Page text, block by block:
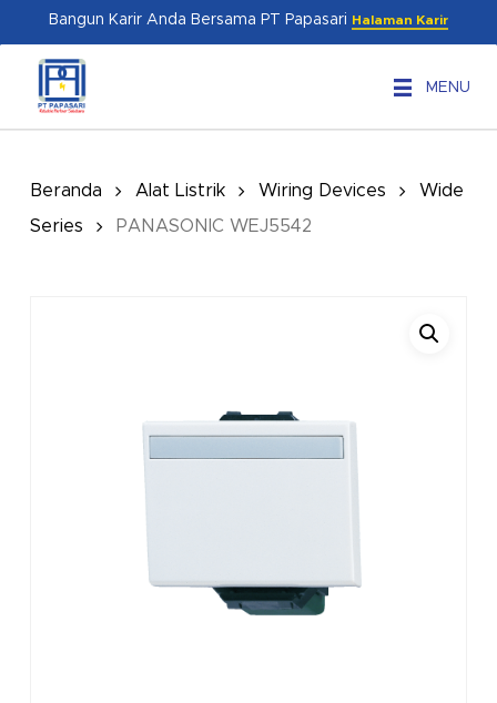
content
Bangun Karir Anda Bersama PT Papasari Halaman Karir
MENU
Beranda Alat Listrik Wiring Devices
Wide
Series
PANASONIC WEJ5542
Menu